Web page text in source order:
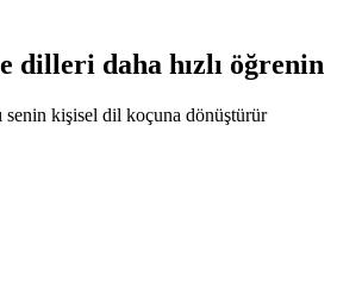
dilleri daha hızlı öğrenin
senin kişisel dil koçuna dönüştürür